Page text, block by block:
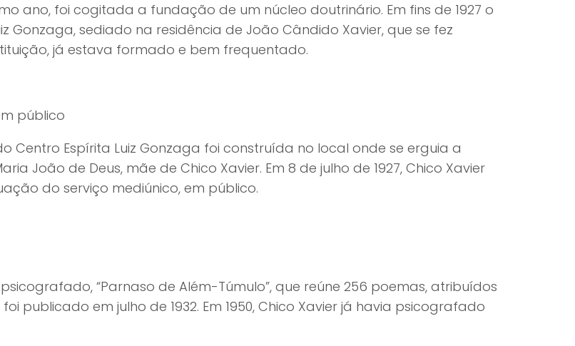
ano, foi cogitada a fundação de um núcleo doutrinário. Em fins de 1927 o
Gonzaga, sediado na residência de João Cândido Xavier, que se fez
já estava formado e bem frequentado.
público
Centro Espírita Luiz Gonzaga foi construída no local onde se erguia a
João de Deus, mãe de Chico Xavier. Em 8 de julho de 1927, Chico Xavier
do serviço mediúnico, em público.
“Parnaso de Além-Túmulo”, que reúne 256 poemas, atribuídos
publicado em julho de 1932. Em 1950, Chico Xavier já havia psicografado